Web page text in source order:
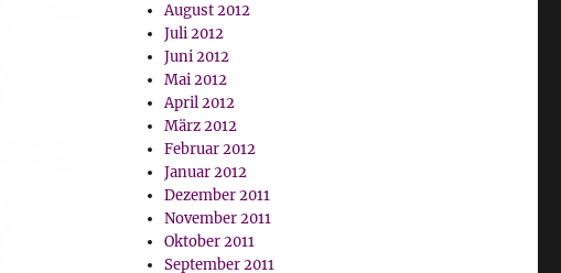
August 2012
Juli 2012
Juni 2012
Mai 2012
April 2012
März 2012
Februar 2012
Januar 2012
Dezember 2011
November 2011
Oktober 2011
September 2011